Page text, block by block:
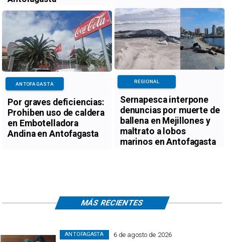
Por graves deficiencias:
Prohiben uso de caldera
en Embotelladora
Andina en Antofagasta
ANTOFAGASTA
Sernapesca interpone
denuncias por muerte de
ballena en Mejillones y
maltrato a lobos
marinos en Antofagasta
REGIONAL
6 de agosto de 2026
ANTOFAGASTA
MÁS RECIENTES